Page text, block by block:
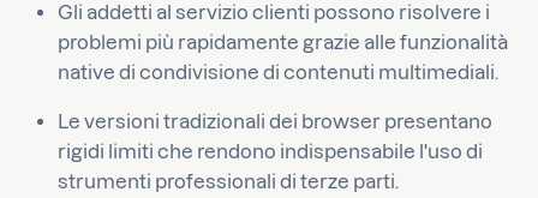
Gli addetti al servizio clienti possono risolvere i
problemi più rapidamente grazie alle funzionalità
native di condivisione di contenuti multimediali.
Le versioni tradizionali dei browser presentano
rigidi limiti che rendono indispensabile l'uso di
strumenti professionali di terze parti.